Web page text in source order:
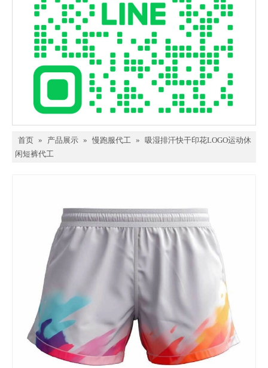
首页 » 产品展示 » 慢跑服代工 » 吸湿排汗快干印花LOGO运动休
闲短裤代工